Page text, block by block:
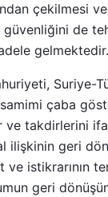
çekilmesi
güvenliğini de
gelmektedir.
Suriye-
çaba
ve takdirlerini
ilişkinin geri
istikrarının
geri